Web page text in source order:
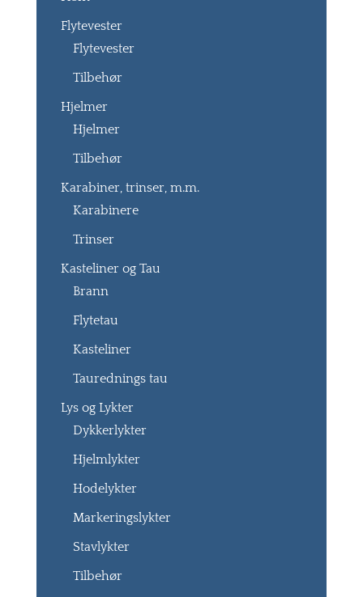
Flytevester
Flytevester
Tilbehør
Hjelmer
Hjelmer
Tilbehør
Karabiner, trinser, m.m.
Karabinere
Trinser
Kasteliner og Tau
Brann
Flytetau
Kasteliner
Taurednings tau
Lys og Lykter
Dykkerlykter
Hjelmlykter
Hodelykter
Markeringslykter
Stavlykter
Tilbehør